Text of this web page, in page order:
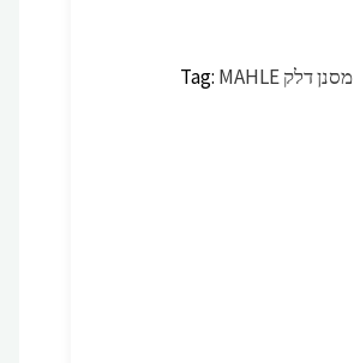
מסנן דלק Tag: MAHLE